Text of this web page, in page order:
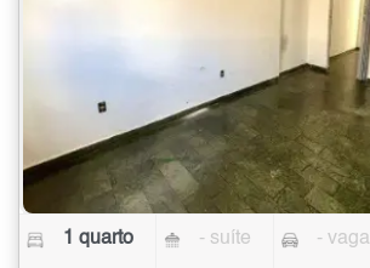
1 quarto - suíte - vaga